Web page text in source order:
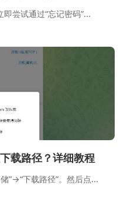
尝试通过“忘记密码”...
载路径？详细教程
”→“下载路径”。然后点...